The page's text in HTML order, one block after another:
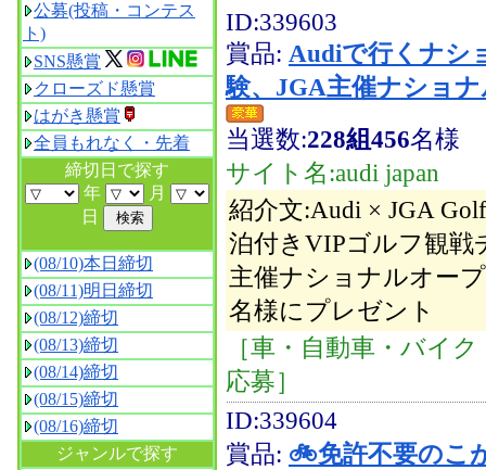
公募(投稿・コンテス
ト)
SNS懸賞
クローズド懸賞
はがき懸賞
全員もれなく・先着
締切日で探す
年
月
日
(08/10)本日締切
(08/11)明日締切
(08/12)締切
(08/13)締切
(08/14)締切
(08/15)締切
(08/16)締切
ジャンルで探す
ID:339603
賞品: Audiで行くナシ
験、JGA主催ナショ
当選数:228組456名様
サイト名:audi japan
紹介文:Audi × JGA
泊付きVIPゴルフ観戦
主催ナショナルオー
名様にプレゼント
［車・自動車・バイ
応募］
ID:339604
賞品: 🚲免許不要のこ